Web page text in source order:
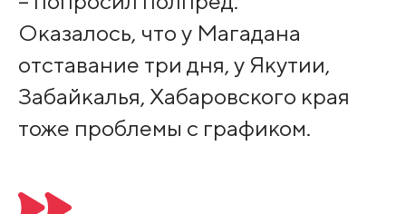
Оказалось, что у Магадана
отставание три дня, у Якутии,
Забайкалья, Хабаровского края
тоже проблемы с графиком.